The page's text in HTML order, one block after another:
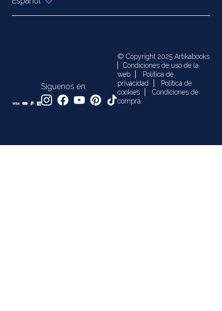
Síguenos en:
© Copyright 2025 Artikabooks
Condiciones de uso de la
web
Política de
privacidad
Política de
cookies
Condiciones de
compra